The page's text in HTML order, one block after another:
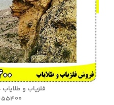
فلزیاب و